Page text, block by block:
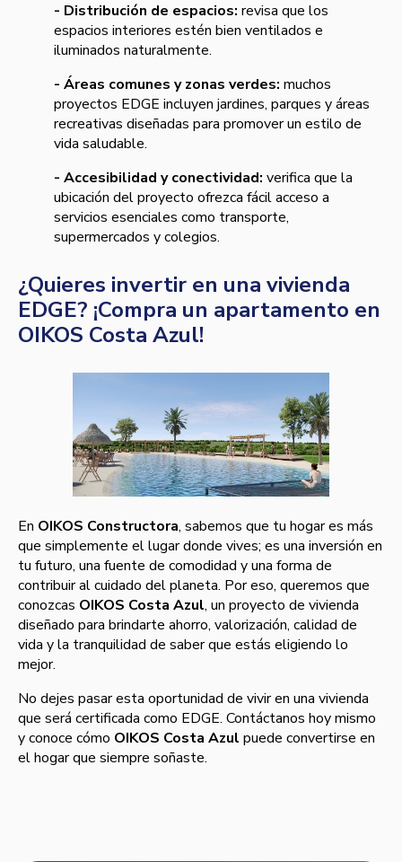
- Distribución de espacios: revisa que los
espacios interiores estén bien ventilados e
iluminados naturalmente.
- Áreas comunes y zonas verdes: muchos
proyectos EDGE incluyen jardines, parques y áreas
recreativas diseñadas para promover un estilo de
vida saludable.
- Accesibilidad y conectividad: verifica que la
ubicación del proyecto ofrezca fácil acceso a
servicios esenciales como transporte,
supermercados y colegios.
¿Quieres invertir en una vivienda
EDGE? ¡Compra un apartamento en
OIKOS Costa Azul!
En OIKOS Constructora, sabemos que tu hogar es más
que simplemente el lugar donde vives; es una inversión en
tu futuro, una fuente de comodidad y una forma de
contribuir al cuidado del planeta. Por eso, queremos que
conozcas OIKOS Costa Azul, un proyecto de vivienda
diseñado para brindarte ahorro, valorización, calidad de
vida y la tranquilidad de saber que estás eligiendo lo
mejor.
No dejes pasar esta oportunidad de vivir en una vivienda
que será certificada como EDGE. Contáctanos hoy mismo
y conoce cómo OIKOS Costa Azul puede convertirse en
el hogar que siempre soñaste.